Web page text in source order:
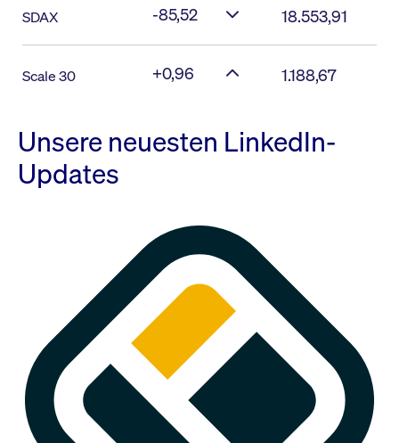
SDAX -85,52 18.553,91
Scale 30 +0,96 1.188,67
Unsere neuesten LinkedIn-
Updates